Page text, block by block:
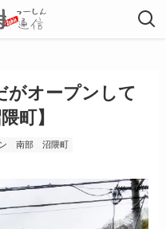
がオープンして
町】
南部 沼隈町